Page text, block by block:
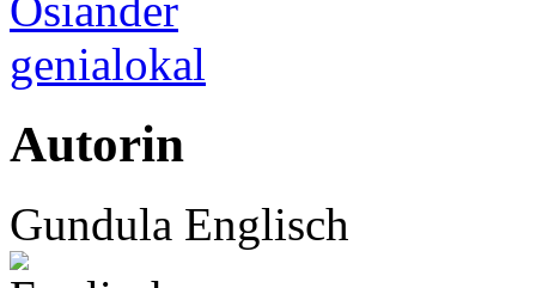
Osiander
genialokal
Autorin
Gundula Englisch